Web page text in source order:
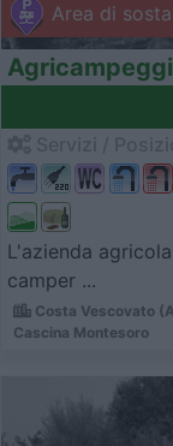
Area di
L'azienda
camper ...
Costa Vescovato
Cascina Montesoro